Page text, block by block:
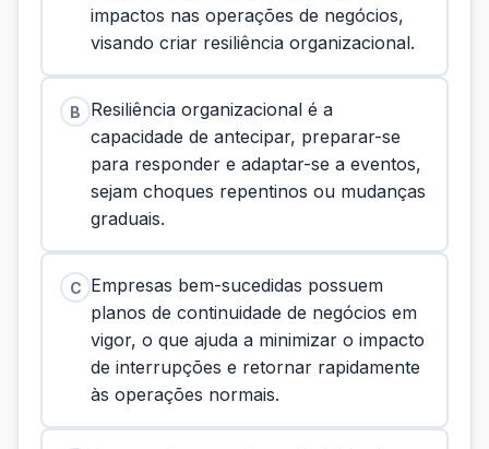
impactos nas operações de negócios,
visando criar resiliência organizacional.
B
Resiliência organizacional é a
capacidade de antecipar, preparar-se
para responder e adaptar-se a eventos,
sejam choques repentinos ou mudanças
graduais.
C Empresas bem-sucedidas possuem
planos de continuidade de negócios em
vigor, o que ajuda a minimizar o impacto
de interrupções e retornar rapidamente
às operações normais.